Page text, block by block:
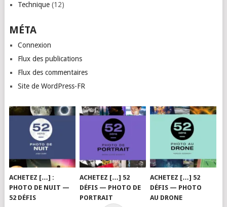
Technique(12)
MÉTA
Connexion
Flux des publications
Flux des commentaires
Site de WordPress-FR
ACHETEZ […] :
PHOTO DE NUIT —
52 DÉFIS
ACHETEZ […] 52
DÉFIS — PHOTO DE
PORTRAIT
ACHETEZ […] 52
DÉFIS — PHOTO
AU DRONE